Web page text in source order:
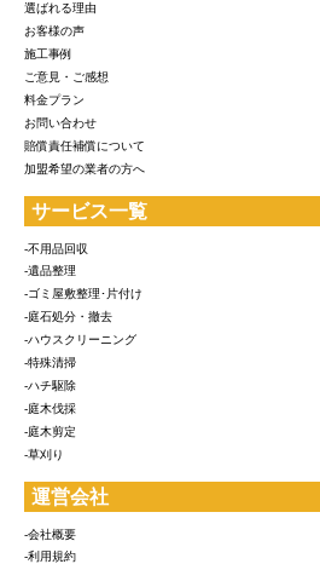
選ばれる理由
お客様の声
施工事例
ご意見・ご感想
料金プラン
お問い合わせ
賠償責任補償について
加盟希望の業者の方へ
サービス一覧
-不用品回収
-遺品整理
-ゴミ屋敷整理･片付け
-庭石処分・撤去
-ハウスクリーニング
-特殊清掃
-ハチ駆除
-庭木伐採
-庭木剪定
-草刈り
運営会社
-会社概要
-利用規約